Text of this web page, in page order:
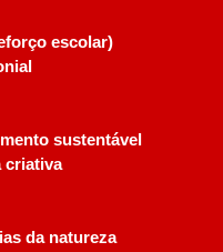
escolar)
sustentável
criativa
da natureza